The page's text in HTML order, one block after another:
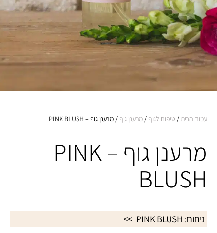
עמוד הבית/ טיפוח לגוף / מרענן גוף / מרענן גוף – PINK BLUSH
מרענן גוף – PINK
BLUSH
ניחוח: PINK BLUSH
>>